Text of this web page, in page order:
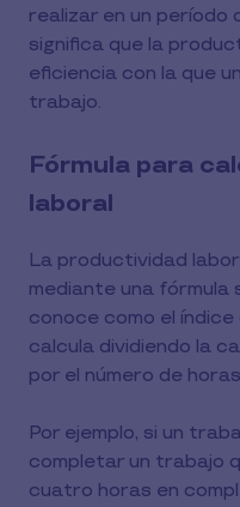
realizar en un período
significa que la
eficiencia con la que
trabajo.
Fórmula para
laboral
La productividad
mediante una fórmula
conoce como el
calcula dividiendo la
por el número de
Por ejemplo, si un
completar un trabajo
cuatro horas en